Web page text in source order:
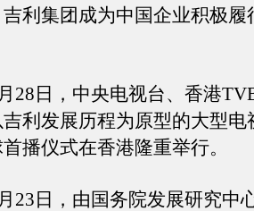
利集团成为中国企业积极履
日，中央电视台、香港
利发展历程为原型的大型电
播仪式在香港隆重举行。
日，由国务院发展研究中